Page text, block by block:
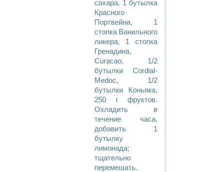
сахара, 1 бутылка
Красного
Портвейна, 1
стопка Ванильного
ликера, 1 стопка
Гренадина,
Curacao, 1/2
бутылки Cordial-
Medoc, 1/2
бутылки Коньяка,
250 г фруктов.
Охладить в
течение часа,
добавить 1
бутылку
лимонада;
тщательно
перемешать.